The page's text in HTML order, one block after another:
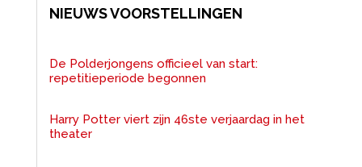
NIEUWS VOORSTELLINGEN
De Polderjongens officieel van start:
repetitieperiode begonnen
Harry Potter viert zijn 46ste verjaardag in het
theater